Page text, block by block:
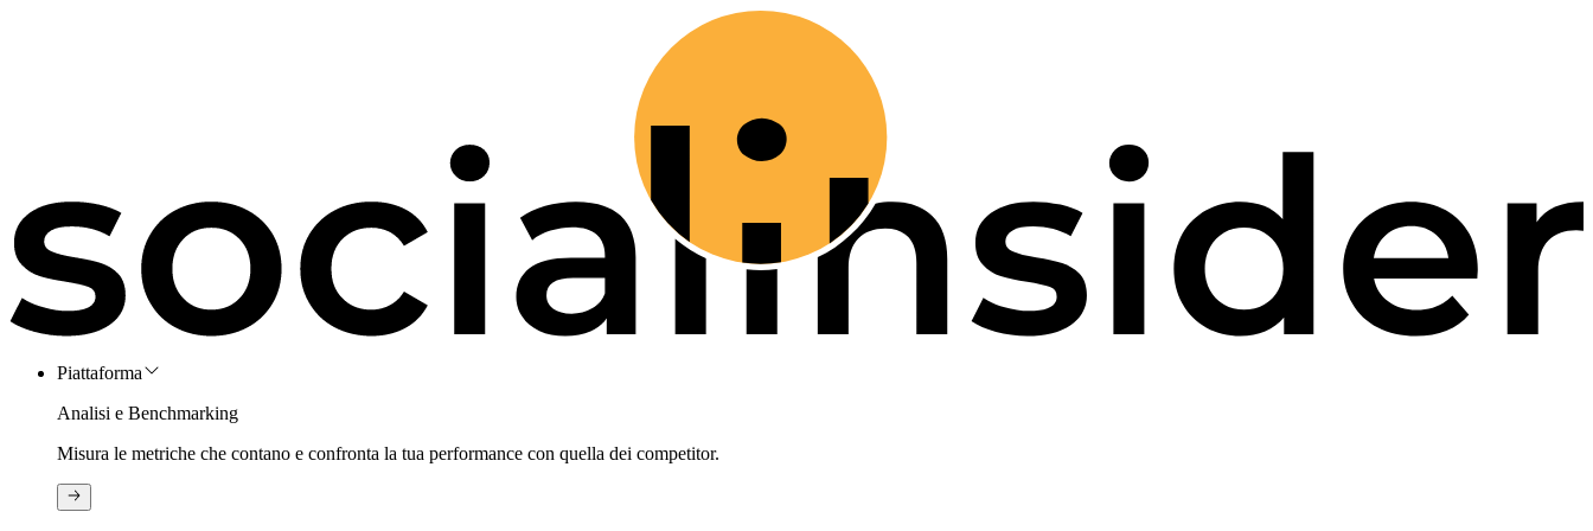
Piattaforma
Analisi e Benchmarking
Misura le metriche che contano e confronta la tua performance con quella dei competitor.